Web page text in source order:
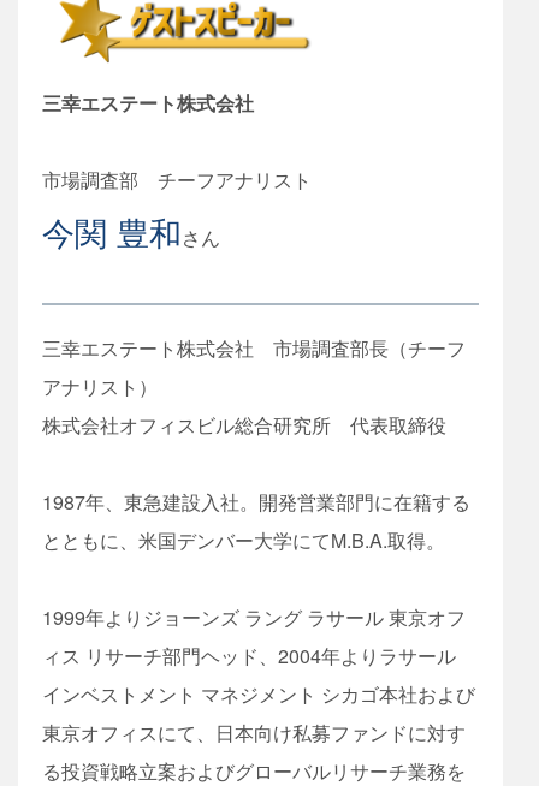
三幸エステート株式会社
市場調査部 チーフアナリスト
今関 豊和さん
三幸エステート株式会社 市場調査部長（チーフ
アナリスト）
株式会社オフィスビル総合研究所 代表取締役
1987年、東急建設入社。開発営業部門に在籍する
とともに、米国デンバー大学にてM.B.A.取得。
1999年よりジョーンズ ラング ラサール 東京オフ
ィス リサーチ部門ヘッド、2004年よりラサール
インベストメント マネジメント シカゴ本社および
東京オフィスにて、日本向け私募ファンドに対す
る投資戦略立案およびグローバルリサーチ業務を